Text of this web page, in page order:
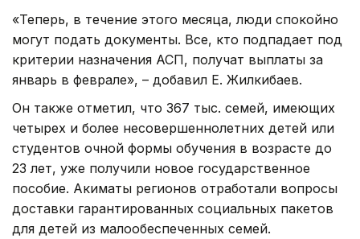
«Теперь, в течение этого месяца, люди спокойно
могут подать документы. Все, кто подпадает под
критерии назначения АСП, получат выплаты за
январь в феврале», – добавил Е. Жилкибаев.
Он также отметил, что 367 тыс. семей, имеющих
четырех и более несовершеннолетних детей или
студентов очной формы обучения в возрасте до
23 лет, уже получили новое государственное
пособие. Акиматы регионов отработали вопросы
доставки гарантированных социальных пакетов
для детей из малообеспеченных семей.